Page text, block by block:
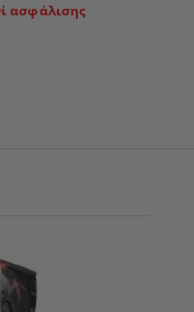
ασφάλισης